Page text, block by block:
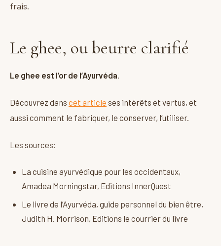
frais.
Le ghee, ou beurre clarifié
Le ghee est l’or de l’Ayurvéda
Découvrez dans cet article ses intérêts et vertus, et
aussi comment le fabriquer, le conserver, l’utiliser.
Les sources:
La cuisine ayurvédique pour les occidentaux,
Amadea Morningstar, Editions InnerQuest
Le livre de l’Ayurvéda, guide personnel du bien être,
Judith H. Morrison, Editions le courrier du livre